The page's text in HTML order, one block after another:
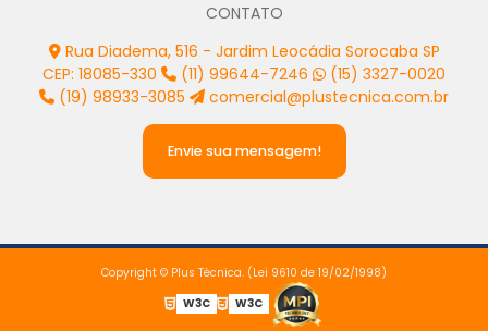
CONTATO
Rua Diadema, 516 - Jardim Leocádia Sorocaba SP
CEP: 18085-330
(11) 99644-7246
(15) 3327-0020
(19) 98933-3085
comercial@plustecnica.com.br
Envie sua mensagem!
Copyright © Plus Técnica. (Lei 9610 de 19/02/1998)
W3C
W3C